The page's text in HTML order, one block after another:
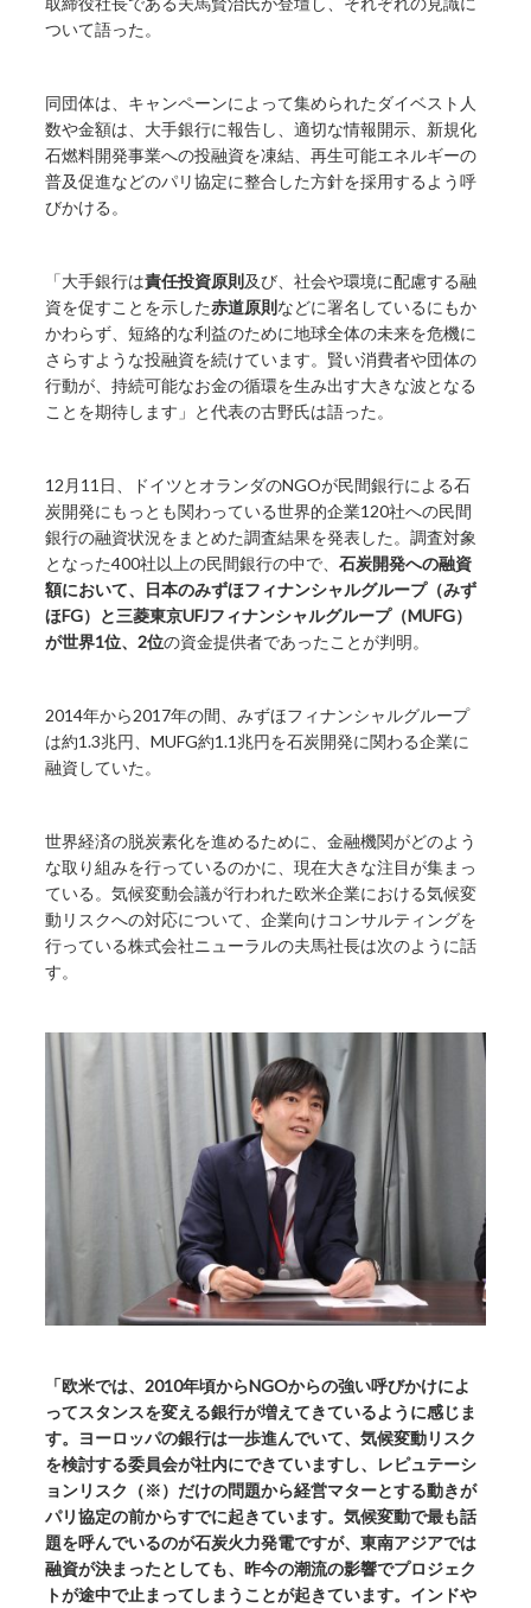
ついて語った。
同団体は、キャンペーンによって集められたダイベスト人
数や金額は、大手銀行に報告し、適切な情報開示、新規化
石燃料開発事業への投融資を凍結、再生可能エネルギーの
普及促進などのパリ協定に整合した方針を採用するよう呼
びかける。
「大手銀行は責任投資原則及び、社会や環境に配慮する融
資を促すことを示した赤道原則などに署名しているにもか
かわらず、短絡的な利益のために地球全体の未来を危機に
さらすような投融資を続けています。賢い消費者や団体の
行動が、持続可能なお金の循環を生み出す大きな波となる
ことを期待します」と代表の古野氏は語った。
12月11日、ドイツとオランダのNGOが民間銀行による石
炭開発にもっとも関わっている世界的企業120社への民間
銀行の融資状況をまとめた調査結果を発表した。調査対象
となった400社以上の民間銀行の中で、石炭開発への融資
額において、日本のみずほフィナンシャルグループ（みず
ほFG）と三菱東京UFJフィナンシャルグループ（MUFG）
が世界1位、2位の資金提供者であったことが判明。
2014年から2017年の間、みずほフィナンシャルグループ
は約1.3兆円、MUFG約1.1兆円を石炭開発に関わる企業に
融資していた。
世界経済の脱炭素化を進めるために、金融機関がどのよう
な取り組みを行っているのかに、現在大きな注目が集まっ
ている。気候変動会議が行われた欧米企業における気候変
動リスクへの対応について、企業向けコンサルティングを
行っている株式会社ニューラルの夫馬社長は次のように話
す。
「欧米では、2010年頃からNGOからの強い呼びかけによ
ってスタンスを変える銀行が増えてきているように感じま
す。ヨーロッパの銀行は一歩進んでいて、気候変動リスク
を検討する委員会が社内にできていますし、レピュテーシ
ョンリスク（※）だけの問題から経営マターとする動きが
パリ協定の前からすでに起きています。気候変動で最も話
題を呼んでいるのが石炭火力発電ですが、東南アジアでは
融資が決まったとしても、昨今の潮流の影響でプロジェク
トが途中で止まってしまうことが起きています。インドや